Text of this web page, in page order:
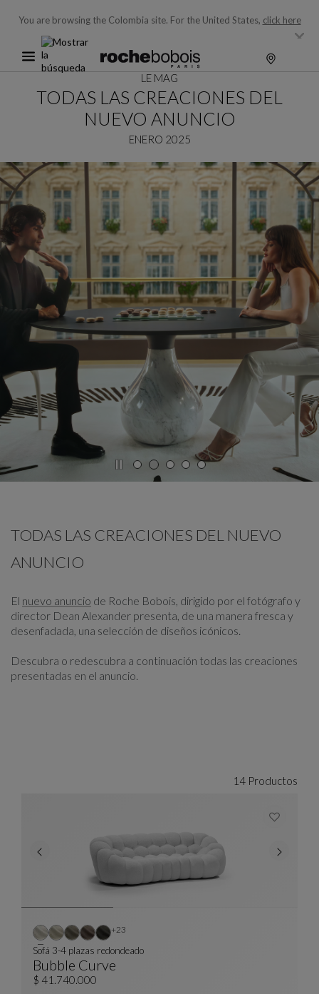
You are browsing the Colombia site. For the United States, click here
LE MAG
TODAS LAS CREACIONES DEL
NUEVO ANUNCIO
ENERO 2025
TODAS LAS CREACIONES DEL NUEVO
ANUNCIO
El nuevo anuncio de Roche Bobois, dirigido por el fotógrafo y
director Dean Alexander presenta, de una manera fresca y
desenfadada, una selección de diseños icónicos.
Descubra o redescubra a continuación todas las creaciones
presentadas en el anuncio.
14 Productos
Bubble Curve
Sofá 3-4 Plazas Redondeado
Ver Descripción Completa
Sofá 3-4 plazas redondeado
$ 41.740.000
+23Otros colores : 23 colores disponibles